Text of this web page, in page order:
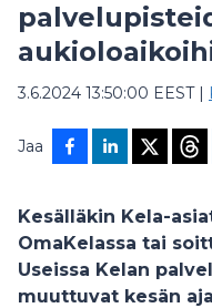
3.6.2024 13:50:00 EEST|
Jaa
Kesälläkin Kela-
OmaKelassa tai
Useissa Kelan
muuttuvat kesän